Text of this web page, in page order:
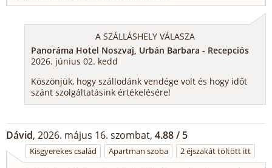
A SZÁLLÁSHELY VÁLASZA
Panoráma Hotel Noszvaj, Urbán Barbara - Recepciós
2026. június 02. kedd
Köszönjük, hogy szállodánk vendége volt és hogy időt
szánt szolgáltatásink értékelésére!
Dávid, 2026. május 16. szombat, 4.88 / 5
Kisgyerekes család Apartman szoba 2 éjszakát töltött itt